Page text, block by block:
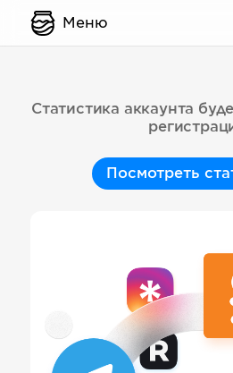
Меню
Статистика аккаунта
Посмотреть